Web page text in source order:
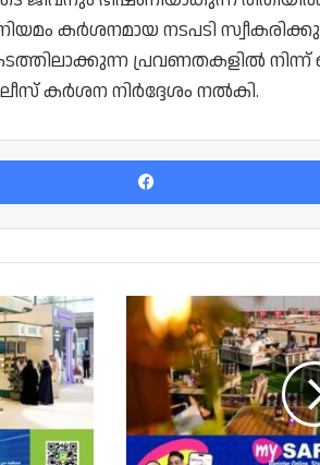
കർശനമായ നടപടി
പ്രവണതകളിൽ നിന്ന്
കർശന നിർദ്ദേശം നൽകി.
ലുസൈൽ
ഇന്റർനാഷണൽ
സർക്യൂട്ട്:
ഫോർമുല
ഖത്തർ
ഗ്രാൻഡ്